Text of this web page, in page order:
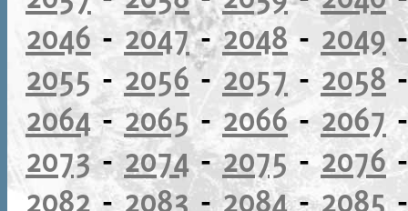
2046 - 2047-2048 - 2049
2055 - 2056- 2057-2058
2064-2065 - 2066-2067
2073-2074-2075 -2076
2082 -2083-2084-2085